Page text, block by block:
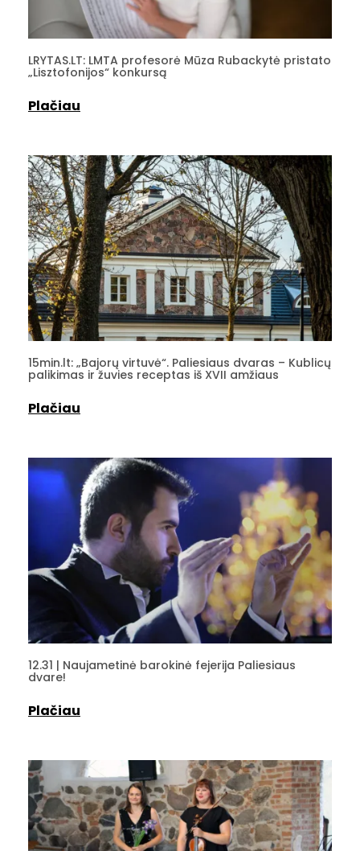
LRYTAS.LT: LMTA profesorė Mūza Rubackytė pristato
„Lisztofonijos“ konkursą
Plačiau
15min.lt: „Bajorų virtuvė“. Paliesiaus dvaras – Kublicų
palikimas ir žuvies receptas iš XVII amžiaus
Plačiau
12.31 | Naujametinė barokinė fejerija Paliesiaus
dvare!
Plačiau